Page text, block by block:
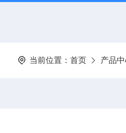
当前位置： 首页 产品